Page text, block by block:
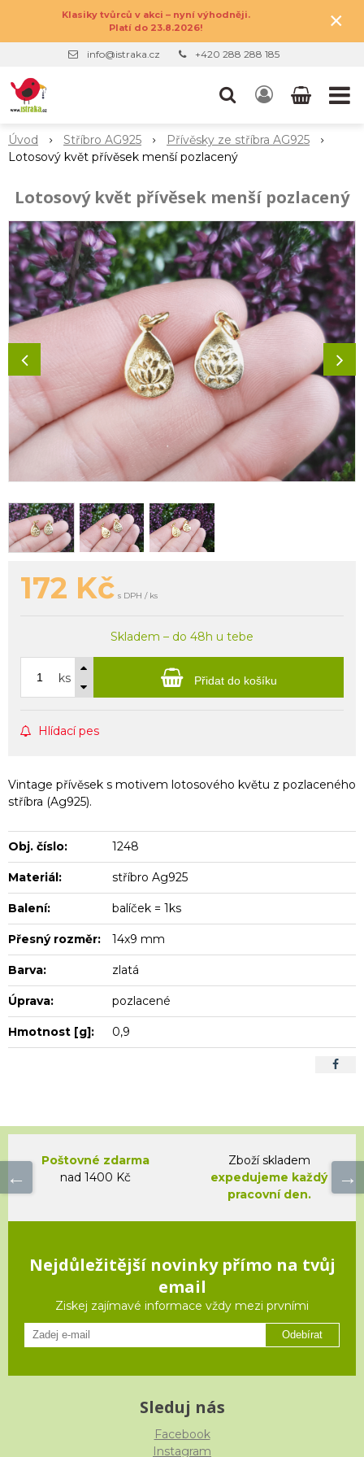
Klasiky tvůrců v akci – nyní výhodněji.
Platí do 23.8.2026!
×
info@istraka.cz +420 288 288 185
Úvod Stříbro AG925
Přívěsky ze stříbra AG925
Lotosový květ přívěsek menší pozlacený
Lotosový květ přívěsek menší pozlacený
172 Kč s DPH / ks
Skladem – do 48h u tebe
ks Přidat do košíku
Hlídací pes
Vintage přívěsek s motivem lotosového květu z pozlaceného
stříbra (Ag925).
Obj. číslo: 1248
Materiál: stříbro Ag925
Balení: balíček = 1ks
Přesný rozměr: 14x9 mm
Barva: zlatá
Úprava: pozlacené
Hmotnost [g]: 0,9
Poštovné zdarma
nad 1400 Kč
Zboží skladem
expedujeme každý
pracovní den.
Nejdůležitější novinky přímo na tvůj
email
Ziskej zajímavé informace vždy mezi prvními
Odebírat
Sleduj nás
Facebook
Instagram